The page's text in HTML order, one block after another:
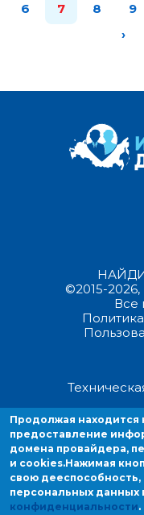
6
7 8 9
›
©2015-
Все
Продолжая
предоставление
провайдера,
Продолжая находится
предоставление
домена провайдера,
и cookies.Нажимая
свою
персональных данных
конфиденциальности.